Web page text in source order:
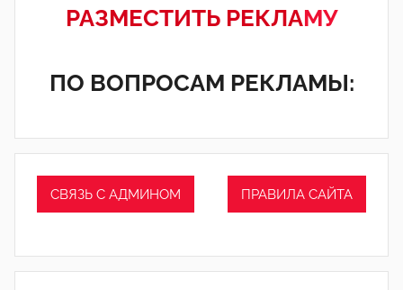
РАЗМЕСТИТЬ РЕКЛАМУ
ПО ВОПРОСАМ РЕКЛАМЫ:
СВЯЗЬ С АДМИНОМ ПРАВИЛА САЙТА